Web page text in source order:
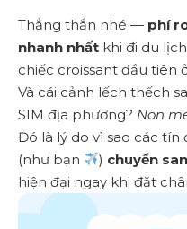
Thẳng thắn nhé — phí
nhanh nhất khi đi du
chiếc croissant đầu tiên
Và cái cảnh lếch thếch
SIM địa phương? Non
Đó là lý do vì sao các tín
(như bạn
) chuyển
hiện đại ngay khi đặt